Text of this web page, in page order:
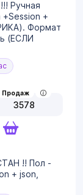
Ручная
+
Формат
(ЕСЛИ
Продаж
3578
!! Пол -
+ json,